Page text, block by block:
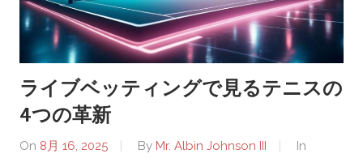
u
r
i
-
ライブベッティングで見るテニスの
4つの革新
On 8月 16, 2025 By Mr. Albin Johnson III
In